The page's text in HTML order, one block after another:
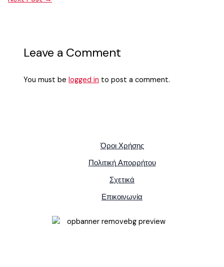
Leave a Comment
You must belogged in to post a comment.
Όροι Χρήσης
Πολιτική Απορρήτου
Σχετικά
Επικοινωνία